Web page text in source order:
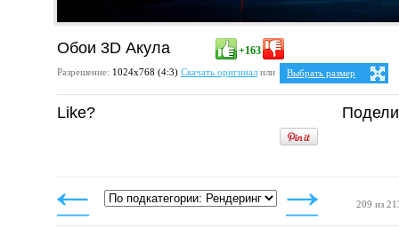
Обои 3D Акула +163
Разрешение: 1024х768 (4:3) Скачать оригиналили
Выбрать размер
Ваше разрешение:Не
1024x768
Like?
209 из